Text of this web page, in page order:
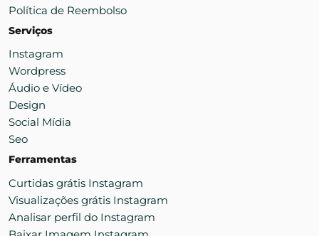
Política de Reembolso
Serviços
Instagram
Wordpress
Áudio e Vídeo
Design
Social Mídia
Seo
Ferramentas
Curtidas grátis Instagram
Visualizações grátis Instagram
Analisar perfil do Instagram